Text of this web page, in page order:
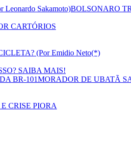
BOLSONARO
CARTÓRIOS
(Por Emidio Neto(*)
SAIBA MAIS!
MORADOR DE UBATÃ
CRISE PIORA